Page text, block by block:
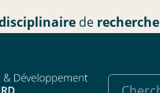
de recherche